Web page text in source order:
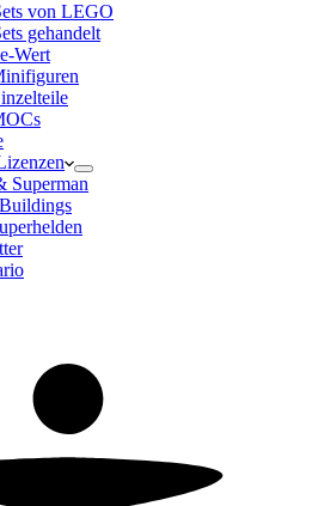
von LEGO
gehandelt
Wert
Superman